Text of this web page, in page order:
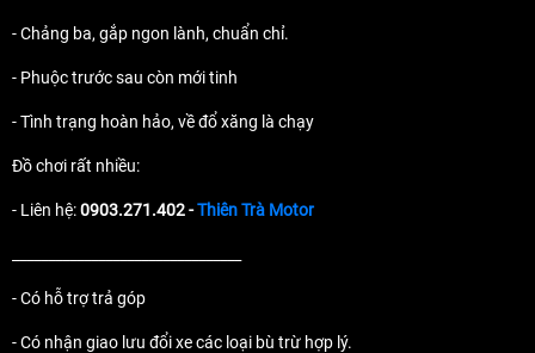
- Chảng ba, gắp ngon lành, chuẩn chỉ.
- Phuộc trước sau còn mới tinh
- Tình trạng hoàn hảo, về đổ xăng là chạy
Đồ chơi rất nhiều:
- Liên hệ:0903.271.402 -Thiên Trà Motor
- Có hỗ trợ trả góp
- Có nhận giao lưu đổi xe các loại bù trừ hợp lý.